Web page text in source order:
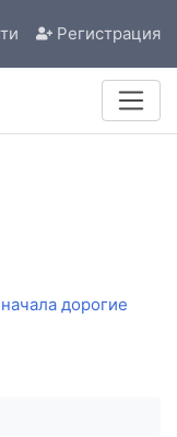
Регистрация
дорогие